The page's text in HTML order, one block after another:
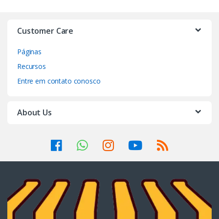
Customer Care
Páginas
Recursos
Entre em contato conosco
About Us